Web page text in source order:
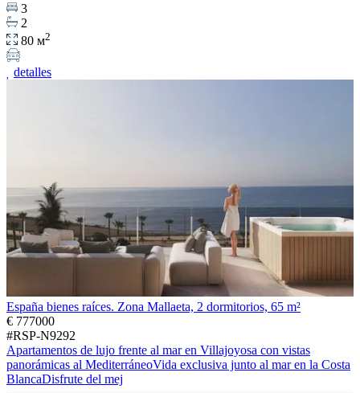
3
2
80 м2
detalles
España bienes raíces. Zona Mallaeta, 2 dormitorios, 65 m²
€ 777000
#RSP-N9292
Apartamentos de lujo frente al mar en Villajoyosa con vistas
panorámicas al MediterráneoVida exclusiva junto al mar en la Costa
BlancaDisfrute del mej